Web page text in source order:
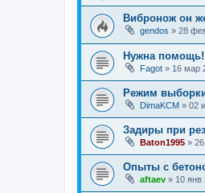
Вибронож он
gendos » 28
Нужна помощь!
Fagot » 16 мар
Режим
DimaKCM » 02
Задиры при
Baton1995 »
Опыты с
aftaev » 10 янв